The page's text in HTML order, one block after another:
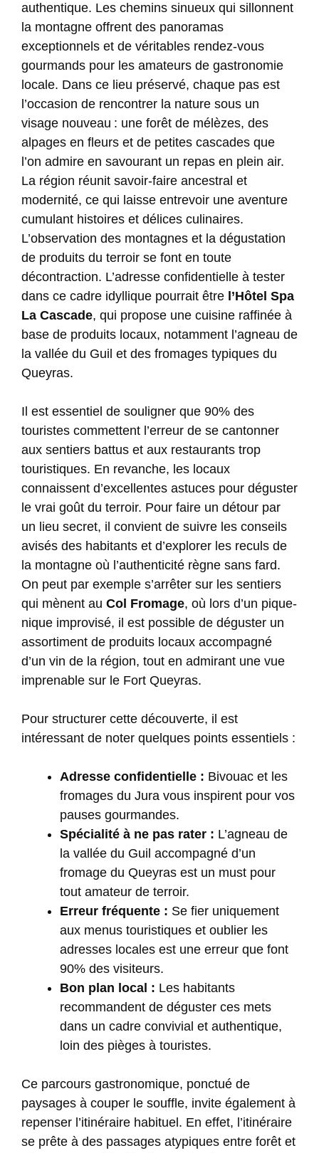
authentique. Les chemins sinueux qui sillonnent
la montagne offrent des panoramas
exceptionnels et de véritables rendez-vous
gourmands pour les amateurs de gastronomie
locale. Dans ce lieu préservé, chaque pas est
l’occasion de rencontrer la nature sous un
visage nouveau : une forêt de mélèzes, des
alpages en fleurs et de petites cascades que
l’on admire en savourant un repas en plein air.
La région réunit savoir-faire ancestral et
modernité, ce qui laisse entrevoir une aventure
cumulant histoires et délices culinaires.
L’observation des montagnes et la dégustation
de produits du terroir se font en toute
décontraction. L’adresse confidentielle à tester
dans ce cadre idyllique pourrait être l’Hôtel Spa
La Cascade, qui propose une cuisine raffinée à
base de produits locaux, notamment l’agneau de
la vallée du Guil et des fromages typiques du
Queyras.
Il est essentiel de souligner que 90% des
touristes commettent l’erreur de se cantonner
aux sentiers battus et aux restaurants trop
touristiques. En revanche, les locaux
connaissent d’excellentes astuces pour déguster
le vrai goût du terroir. Pour faire un détour par
un lieu secret, il convient de suivre les conseils
avisés des habitants et d’explorer les reculs de
la montagne où l’authenticité règne sans fard.
On peut par exemple s’arrêter sur les sentiers
qui mènent au Col Fromage, où lors d’un pique-
nique improvisé, il est possible de déguster un
assortiment de produits locaux accompagné
d’un vin de la région, tout en admirant une vue
imprenable sur le Fort Queyras.
Pour structurer cette découverte, il est
intéressant de noter quelques points essentiels :
Adresse confidentielle : Bivouac et les
fromages du Jura vous inspirent pour vos
pauses gourmandes.
Spécialité à ne pas rater : L’agneau de
la vallée du Guil accompagné d’un
fromage du Queyras est un must pour
tout amateur de terroir.
Erreur fréquente : Se fier uniquement
aux menus touristiques et oublier les
adresses locales est une erreur que font
90% des visiteurs.
Bon plan local : Les habitants
recommandent de déguster ces mets
dans un cadre convivial et authentique,
loin des pièges à touristes.
Ce parcours gastronomique, ponctué de
paysages à couper le souffle, invite également à
repenser l’itinéraire habituel. En effet, l’itinéraire
se prête à des passages atypiques entre forêt et